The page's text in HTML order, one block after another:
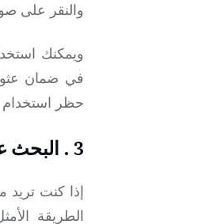
والنقر على
ويمكنك
في ضمان
حظر استخدام
3 . البحث عن مقاطع الفيديو وإعادة نشرها
إذا كنت
الطريقة